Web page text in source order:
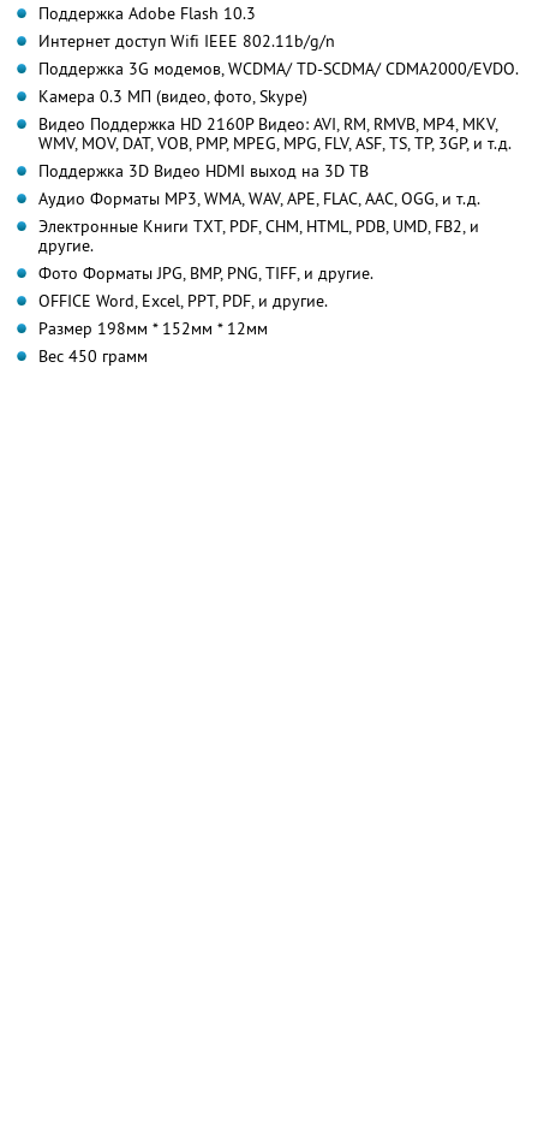
Поддержка Adobe Flash 10.3
Интернет доступ Wifi IEEE 802.11b/g/n
Поддержка 3G модемов, WCDMA/ TD-SCDMA/ CDMA2000/EVDO.
Камера 0.3 МП (видео, фото, Skype)
Видео Поддержка HD 2160P Видео: AVI, RM, RMVB, MP4, MKV,
WMV, MOV, DAT, VOB, PMP, MPEG, MPG, FLV, ASF, TS, TP, 3GP, и т.д.
Поддержка 3D Видео HDMI выход на 3D ТВ
Аудио Форматы MP3, WMA, WAV, APE, FLAC, AAC, OGG, и т.д.
Электронные Книги TXT, PDF, CHM, HTML, PDB, UMD, FB2, и
другие.
Фото Форматы JPG, BMP, PNG, TIFF, и другие.
OFFICE Word, Excel, PPT, PDF, и другие.
Размер 198мм * 152мм * 12мм
Вес 450 грамм